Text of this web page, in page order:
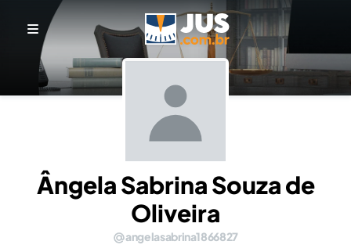
Ângela Sabrina Souza de
Oliveira
angelasabrina1866827